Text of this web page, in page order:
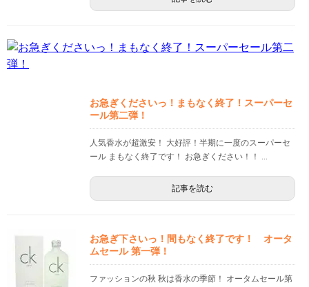
お急ぎくださいっ！まもなく終了！スーパーセ
ール第二弾！
人気香水が超激安！ 大好評！半期に一度のスーパーセ
ール まもなく終了です！ お急ぎください！！ ...
記事を読む
お急ぎ下さいっ！間もなく終了です！ オータ
ムセール 第一弾！
ファッションの秋 秋は香水の季節！ オータムセール第